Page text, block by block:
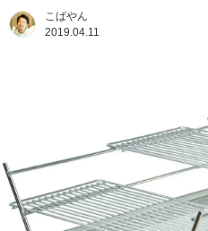
こばやん
2019.04.11